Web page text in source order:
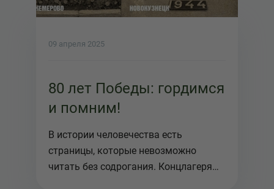
09 апреля 2025
80 лет Победы: гордимся
и помним!
В истории человечества есть
страницы, которые невозможно
читать без содрогания. Концлагеря